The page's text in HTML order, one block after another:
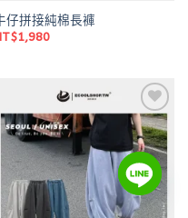
仔拼接純棉長褲
1,980
Add to
wishlist